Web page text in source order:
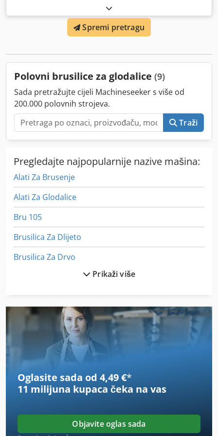
Spremi pretragu
Polovni brusilice za glodalice (9)
Sada pretražujte cijeli Machineseeker s više od
200.000 polovnih strojeva.
Traži
Pregledajte najpopularnije nazive mašina:
Alati Za Brusenje
Alati Za Glodalice
Bru 105
Brusilica Za Dlijeto
Brusilica Za Drvo
Brusilica Za Noževe
Glodalice Za Dijalog
Glodalice Za Stol
Glodalice Za Švicarsku
Kako Kontaktirati S Brusilica
Kliziti Brusilica Kotača Stroj Za Poliranje Zbijen Sjajni
Lak Brusilica
Prikaži više
Oglasite sada od 4,49 €*
11 milijuna kupaca čeka na vas
Objavite oglas sada